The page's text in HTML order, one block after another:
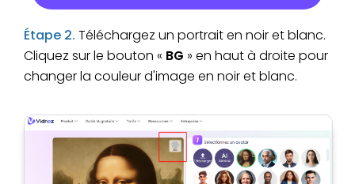
Étape 2. Téléchargez un portrait en noir et blanc.
Cliquez sur le bouton « BG » en haut à droite pour
changer la couleur d'image en noir et blanc.